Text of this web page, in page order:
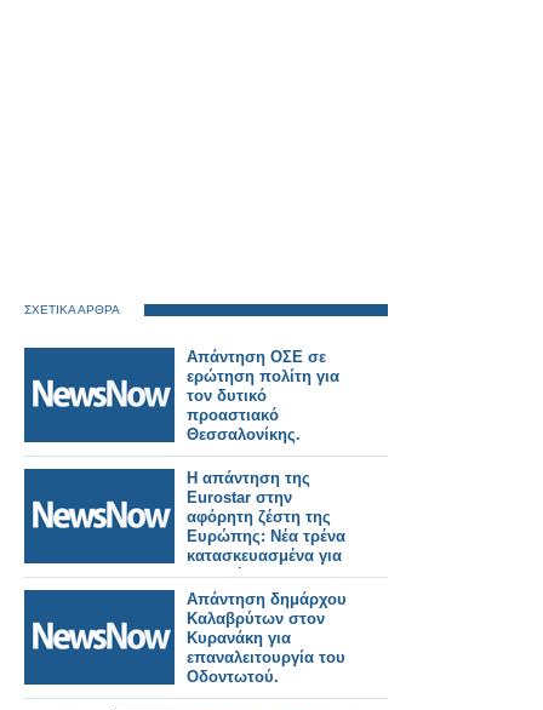
ΣΧΕΤΙΚΑ ΑΡΘΡΑ
Απάντηση ΟΣΕ σε
ερώτηση πολίτη για
τον δυτικό
προαστιακό
Θεσσαλονίκης.
Η απάντηση της
Eurostar στην
αφόρητη ζέστη της
Ευρώπης: Νέα τρένα
κατασκευασμένα για
να αντέχουν σε
θερμοκρασίες 55°C.
Απάντηση δημάρχου
Καλαβρύτων στον
Κυρανάκη για
επαναλειτουργία του
Οδοντωτού.